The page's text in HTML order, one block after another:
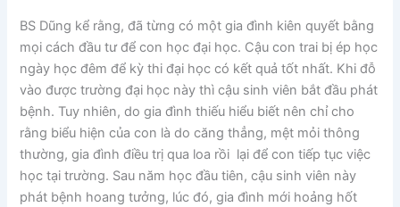
BS Dũng kể rằng, đã từng có một gia đình kiên quyết bằng
mọi cách đầu tư để con học đại học. Cậu con trai bị ép học
ngày học đêm để kỳ thi đại học có kết quả tốt nhất. Khi đỗ
vào được trường đại học này thì cậu sinh viên bắt đầu phát
bệnh. Tuy nhiên, do gia đình thiếu hiểu biết nên chỉ cho
rằng biểu hiện của con là do căng thẳng, mệt mỏi thông
thường, gia đình điều trị qua loa rồi lại để con tiếp tục việc
học tại trường. Sau năm học đầu tiên, cậu sinh viên này
phát bệnh hoang tưởng, lúc đó, gia đình mới hoảng hốt